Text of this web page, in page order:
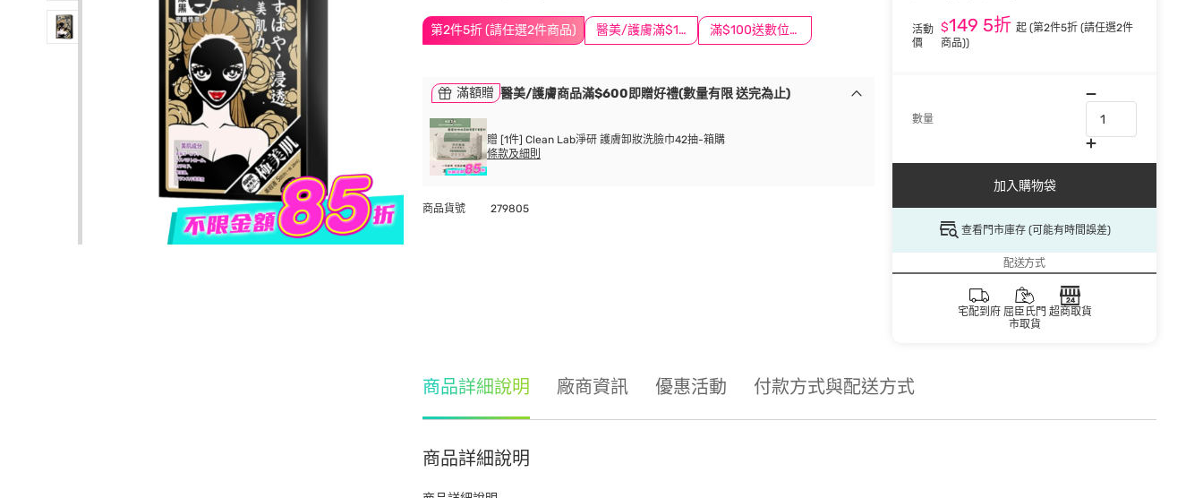
第2件5折 (請任選2件商品) 醫美/護膚滿$1200送$200 滿$100送數位印花
活動
價
$149 5折 起 (第2件5折 (請任選2件
商品))
數量
加入購物袋
查看門市庫存 (可能有時間誤差)
配送方式
宅配到府 屈臣氏門
市取貨
超商取貨
滿額贈 醫美/護膚商品滿$600即贈好禮(數量有限 送完為止)
贈 [1件] Clean Lab淨研 護膚卸妝洗臉巾42抽-箱購
條款及細則
商品貨號 279805
商品詳細說明 廠商資訊 優惠活動 付款方式與配送方式
商品詳細說明